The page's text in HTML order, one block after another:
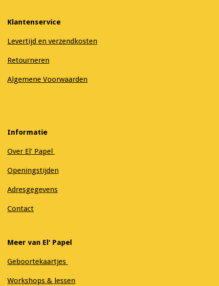
Klantenservice
Levertijd en verzendkosten
Retourneren
Algemene Voorwaarden
Informatie
Over El' Papel
Openingstijden
Adresgegevens
Contact
Meer van El' Papel
Geboortekaartjes
Workshops & lessen